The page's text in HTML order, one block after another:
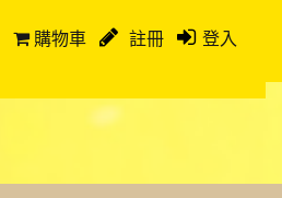
購物車 註冊 登入